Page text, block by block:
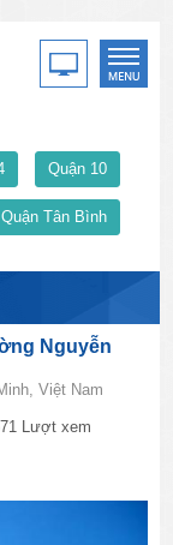
Quận 10
Quận Tân Bình
Nguyễn
Việt Nam
Lượt xem